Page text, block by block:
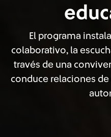
El programa
colaborativo, la
través de una
conduce relaciones